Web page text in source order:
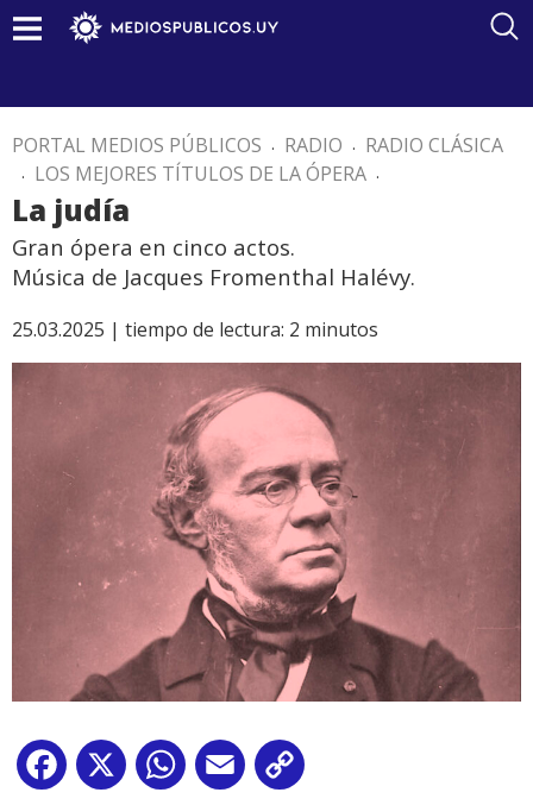
PORTAL MEDIOS PÚBLICOS . RADIO . RADIO CLÁSICA
. LOS MEJORES TÍTULOS DE LA ÓPERA .
La judía
Gran ópera en cinco actos.
Música de Jacques Fromenthal Halévy.
25.03.2025 | tiempo de lectura: 2 minutos
Facebook
X WhatsApp
Email